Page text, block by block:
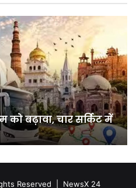
72 घंटे में 390 चोरी के
Reserved | NewsX 24